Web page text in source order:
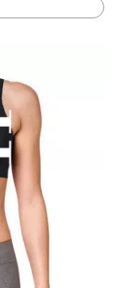
D
DD
DDD